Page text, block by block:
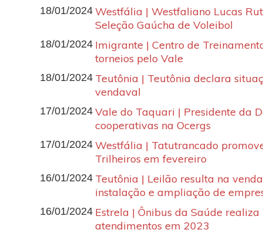
18/01/2024 Westfália | Westfaliano Lucas
Seleção Gaúcha de Voleibol
18/01/2024 Imigrante | Centro de
torneios pelo Vale
18/01/2024 Teutônia | Teutônia declara
vendaval
17/01/2024 Vale do Taquari | Presidente da
cooperativas na Ocergs
17/01/2024 Westfália | Tatutrancado
Trilheiros em fevereiro
16/01/2024 Teutônia | Leilão resulta na
instalação e ampliação de
16/01/2024 Estrela | Ônibus da Saúde
atendimentos em 2023